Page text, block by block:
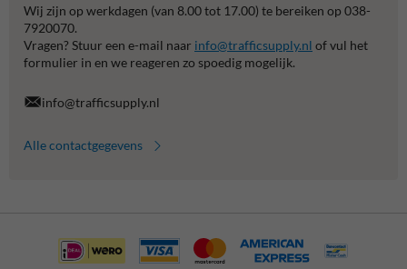
Wij zijn op werkdagen (van 8.00 tot 17.00) te bereiken op 038-
7920070.
Vragen? Stuur een e-mail naar info@trafficsupply.nl of vul het
formulier in en we reageren zo spoedig mogelijk.
info@trafficsupply.nl
Alle contactgegevens